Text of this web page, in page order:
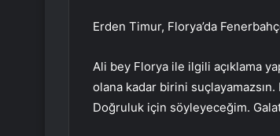
Erden Timur, Florya’da
Ali bey Florya ile ilgili açıklama
olana kadar birini suçlayamazsın.
Doğruluk için söyleyeceğim.